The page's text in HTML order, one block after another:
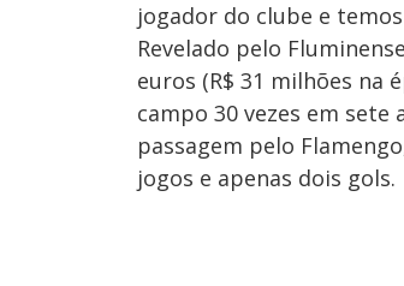
jogador do clube e
Revelado pelo
euros (R$ 31 milhões na
campo 30 vezes em
passagem pelo
jogos e apenas dois gols.